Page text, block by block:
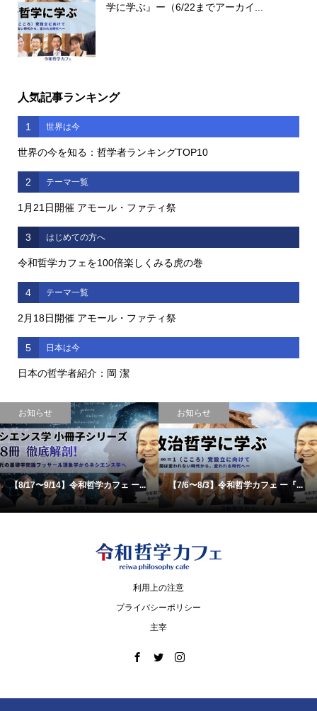
学に学ぶ』ー（6/22までアーカイ...
人気記事ランキング
1 世界は今
世界の今を知る：哲学者ランキングTOP10
2 テーマ一覧
1月21日開催 アモール・ファティ祭
3 はじめての方へ
令和哲学カフェを100倍楽しくみる虎の巻
4 テーマ一覧
2月18日開催 アモール・ファティ祭
5 日本は今
日本の哲学者紹介：岡 潔
お知らせ
【8/17〜9/14】令和哲学カフェ ー...
お知らせ
【7/6〜8/3】令和哲学カフェ ー『...
利用上の注意
プライバシーポリシー
主宰